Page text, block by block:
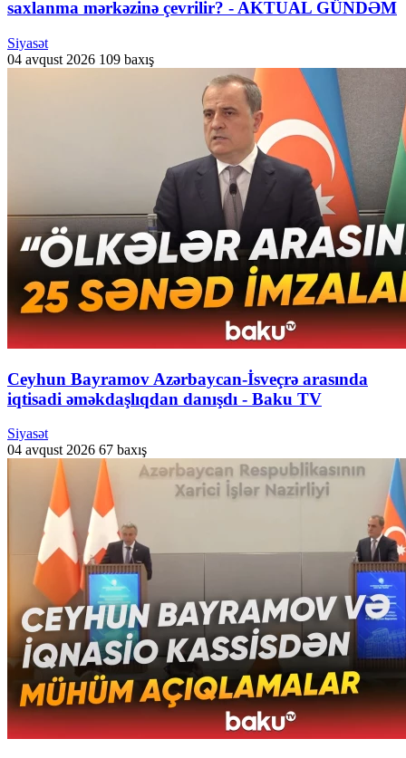
saxlanma mərkəzinə çevrilir? - AKTUAL GÜNDƏM
Siyasət
04 avqust 2026 109 baxış
Ceyhun Bayramov Azərbaycan-İsveçrə arasında
iqtisadi əməkdaşlıqdan danışdı - Baku TV
Siyasət
04 avqust 2026 67 baxış